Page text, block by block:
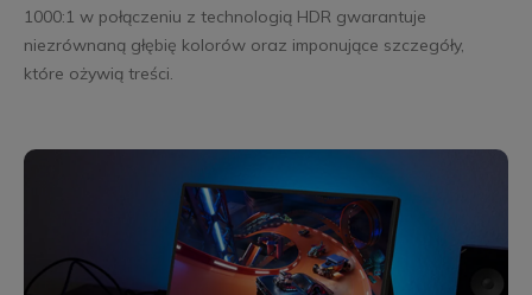
1000:1 w połączeniu z technologią HDR gwarantuje
niezrównaną głębię kolorów oraz imponujące szczegóły,
które ożywią treści.